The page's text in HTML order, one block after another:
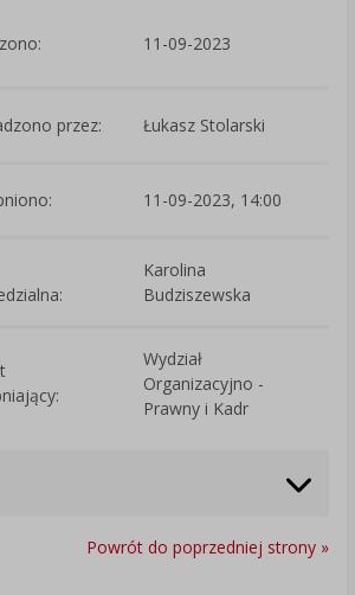
11-09-2023
przez: Łukasz Stolarski
11-09-2023, 14:00
Karolina
Budziszewska
Wydział
Organizacyjno -
Prawny i Kadr
Powrót do poprzedniej strony »